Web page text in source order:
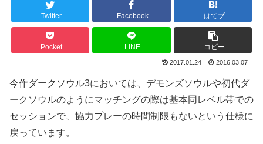
Twitter Facebook はてブ
Pocket LINE コピー
2017.01.24 2016.03.07
今作ダークソウル3においては、デモンズソウルや初代ダ
ークソウルのようにマッチングの際は基本同レベル帯での
セッションで、協力プレーの時間制限もないという仕様に
戻っています。